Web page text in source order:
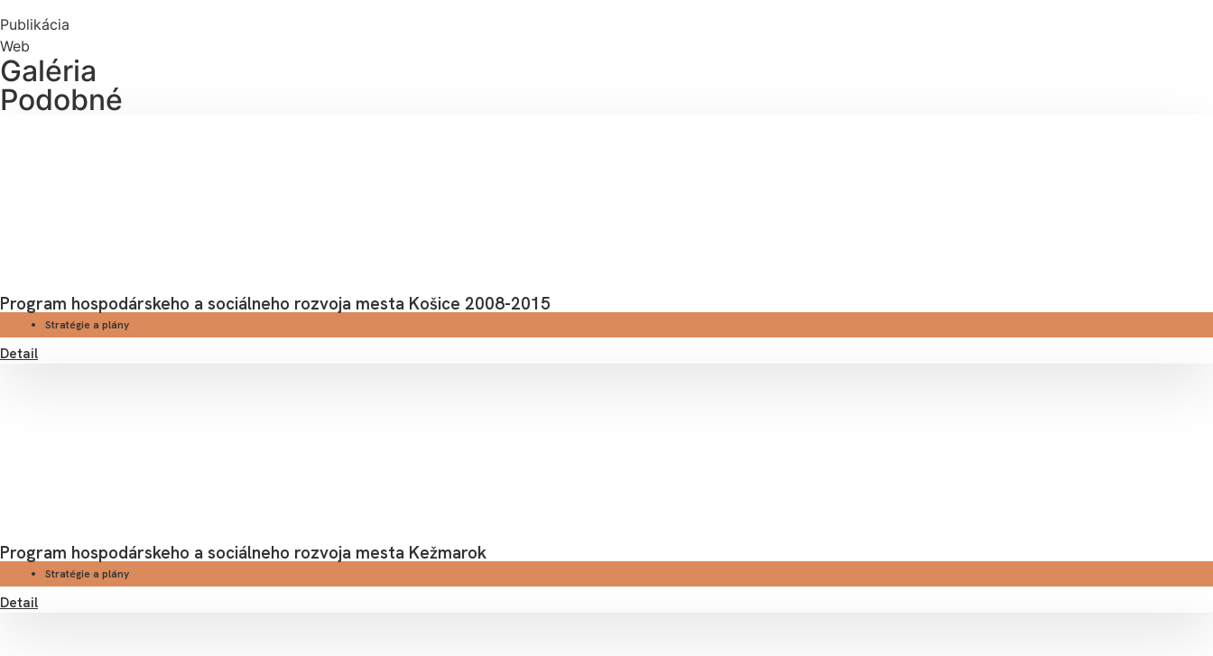
Publikácia
Web
Galéria
Podobné
Program hospodárskeho a sociálneho rozvoja mesta Košice 2008-2015
Stratégie a plány
Detail
Program hospodárskeho a sociálneho rozvoja mesta Kežmarok
Stratégie a plány
Detail